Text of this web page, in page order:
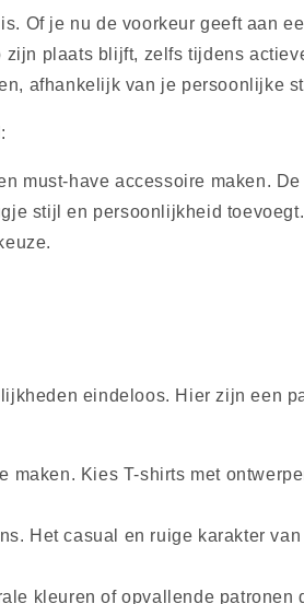
Of je nu de voorkeur geeft aan
plaats blijft, zelfs tijdens
afhankelijk van je persoonlijke
must-have accessoire maken.
stijl en persoonlijkheid
eindeloos. Hier zijn een
maken. Kies T-shirts met
Het casual en ruige karakter
kleuren of opvallende patronen